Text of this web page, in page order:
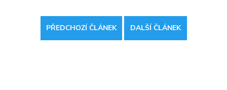
PŘEDCHOZÍ ČLÁNEK DALŠÍ ČLÁNEK